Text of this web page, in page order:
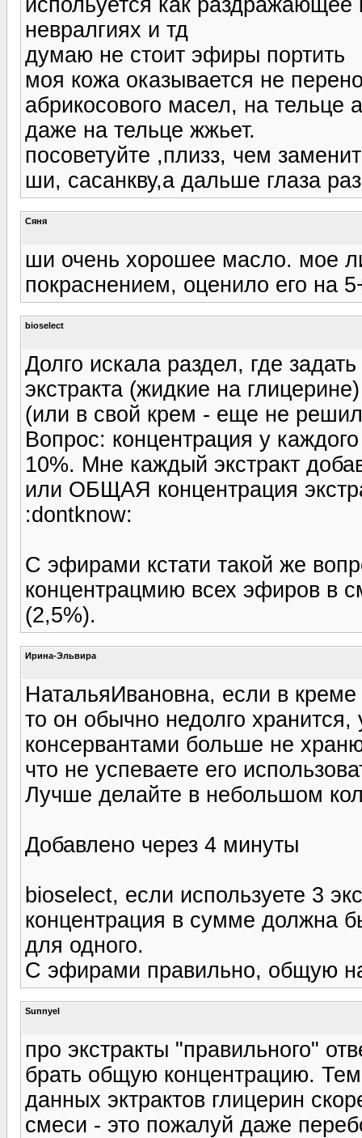
невралгиях и тд
думаю не стоит эфиры портить
моя кожа оказывается не
абрикосового масел, на
даже на тельце жжьет.
посоветуйте ,плизз, чем
ши, сасанкву,а дальше глаза
Сяня
ши очень хорошее масло. мое
покраснением, оценило его на
bioselect
Долго искала раздел, где
экстракта (жидкие на
(или в свой крем - еще не
Вопрос: концентрация у
10%. Мне каждый экстракт
или ОБЩАЯ концентрация
:dontknow:
С эфирами кстати такой же
концентрацмию всех эфиров в
(2,5%).
Ирина-Эльвира
НатальяИвановна, если в
то он обычно недолго
консервантами больше не
что не успеваете его
Лучше делайте в небольшом
Добавлено через 4 минуты
bioselect, если используете 3
концентрация в сумме должна
для одного.
С эфирами правильно, общую
Sunnyel
про экстракты "правильного"
брать общую концентрацию.
данных эктрактов глицерин
смеси - это пожалуй даже